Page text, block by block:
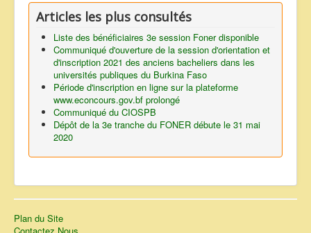
Articles les plus consultés
Liste des bénéficiaires 3e session Foner disponible
Communiqué d'ouverture de la session d'orientation et
d'inscription 2021 des anciens bacheliers dans les
universités publiques du Burkina Faso
Période d'inscription en ligne sur la plateforme
www.econcours.gov.bf prolongé
Communiqué du CIOSPB
Dépôt de la 3e tranche du FONER débute le 31 mai
2020
Plan du Site